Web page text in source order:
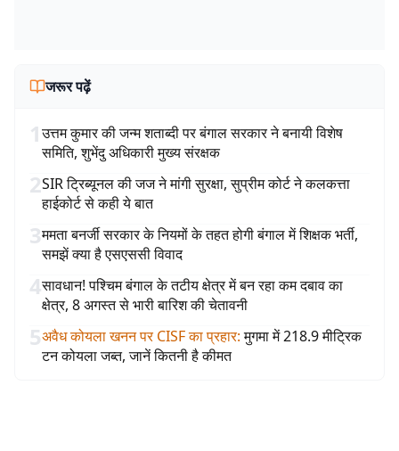
जरूर पढ़ें
1उत्तम कुमार की जन्म शताब्दी पर बंगाल सरकार ने बनायी विशेष
समिति, शुभेंदु अधिकारी मुख्य संरक्षक
2SIR ट्रिब्यूनल की जज ने मांगी सुरक्षा, सुप्रीम कोर्ट ने कलकत्ता
हाईकोर्ट से कही ये बात
3ममता बनर्जी सरकार के नियमों के तहत होगी बंगाल में शिक्षक भर्ती,
समझें क्या है एसएससी विवाद
4सावधान! पश्चिम बंगाल के तटीय क्षेत्र में बन रहा कम दबाव का
क्षेत्र, 8 अगस्त से भारी बारिश की चेतावनी
5अवैध कोयला खनन पर CISF का प्रहार: मुगमा में 218.9 मीट्रिक
टन कोयला जब्त, जानें कितनी है कीमत